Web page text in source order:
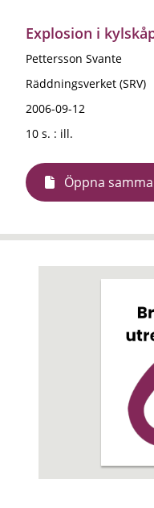
Explosion i
Pettersson Svante
Räddningsverket (SRV)
2006-09-12
10 s. : ill.
Öppna